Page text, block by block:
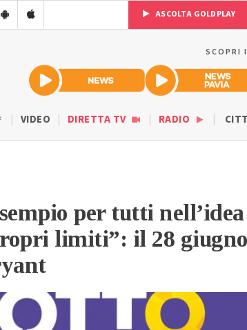
ASCOLTA GOLDPLAY
SCOPRI
VIDEO DIRETTA TV RADIO
per tutti nell’idea
limiti”: il 28 giugno